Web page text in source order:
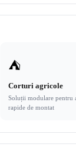
⛺
Corturi agricole
Soluții modulare pentru
rapide de montat